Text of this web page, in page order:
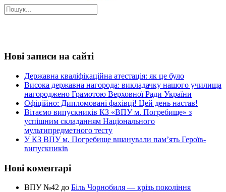
Нові записи на сайті
Державна кваліфікаційна атестація: як це було
Висока державна нагорода: викладачку нашого училища
нагороджено Грамотою Верховної Ради України
Офіційно: Дипломовані фахівці! Цей день настав!
Вітаємо випускників КЗ «ВПУ м. Погребище» з
успішним складанням Національного
мультипредметного тесту
У КЗ ВПУ м. Погребище вшанували пам’ять Героїв-
випускників
Нові коментарі
ВПУ №42 до Біль Чорнобиля — крізь покоління